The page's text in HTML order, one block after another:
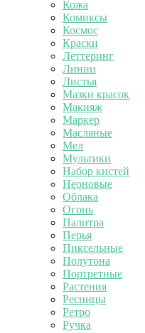
Кожа
Комиксы
Космос
Краски
Леттеринг
Линии
Листья
Мазки красок
Макияж
Маркер
Масляные
Мел
Мультики
Набор кистей
Неоновые
Облака
Огонь
Палитра
Перья
Пиксельные
Полутона
Портретные
Растения
Ресницы
Ретро
Ручка